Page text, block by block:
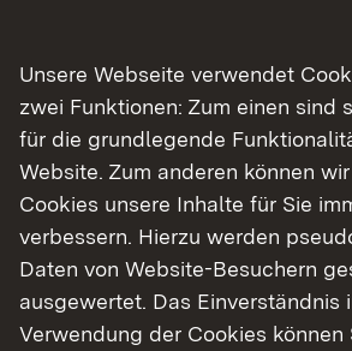
Straßenbauverwaltung
Die Planung von Brücken erfolgt
Phasen, die aufeinander
Entscheidung ob saniert oder
benötigt wird, bis zur detaillierten
Ausführungsplanung in der die
entstehen.
Unsere Webseite verwendet
zwei Funktionen: Zum einen sind
für die grundlegende
Website. Zum anderen können
Cookies unsere Inhalte für Sie
verbessern. Hierzu werden
Daten von Website-Besuchern
ausgewertet. Das Einverständnis
Verwendung der Cookies können